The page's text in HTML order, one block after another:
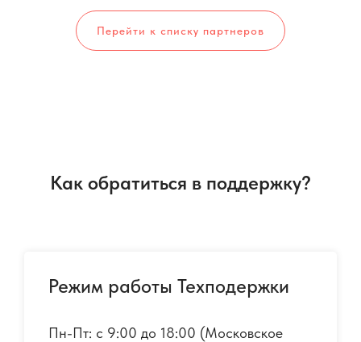
Перейти к списку партнеров
Как обратиться в поддержку?
Режим работы Техподержки
Пн-Пт: с 9:00 до 18:00 (Московское